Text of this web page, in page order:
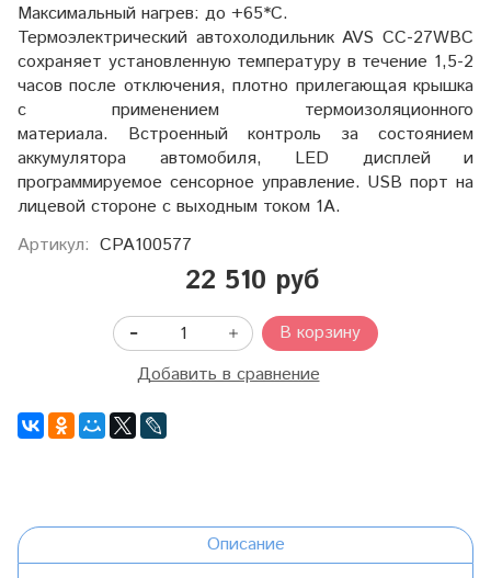
Максимальный нагрев: до +65*С.
Термоэлектрический автохолодильник AVS CC-27WBC
сохраняет установленную температуру в течение 1,5-2
часов после отключения, плотно прилегающая крышка
с применением термоизоляционного
материала. Встроенный контроль за состоянием
аккумулятора автомобиля, LED дисплей и
программируемое сенсорное управление. USB порт на
лицевой стороне с выходным током 1А.
Артикул: CPA100577
22 510 руб
В корзину
Добавить в сравнение
Описание